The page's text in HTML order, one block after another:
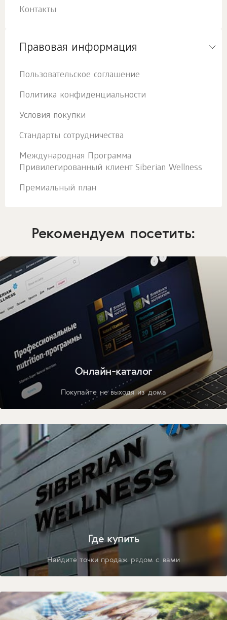
Контакты
Правовая информация
Пользовательское соглашение
Политика конфиденциальности
Условия покупки
Стандарты сотрудничества
Международная Программа
Привилегированный клиент Siberian Wellness
Премиальный план
Рекомендуем посетить:
Онлайн-каталог
Покупайте не выходя из дома
Где купить
Найдите точки продаж рядом с вами